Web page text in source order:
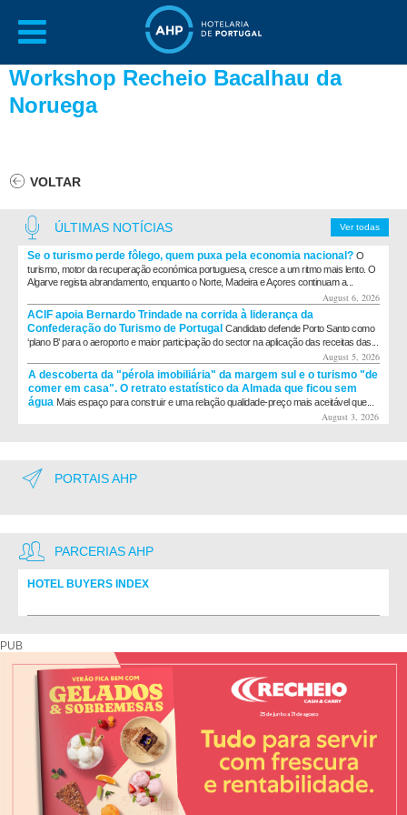
Workshop Recheio Bacalhau da
Noruega
VOLTAR
Ver todas
ÚLTIMAS NOTÍCIAS
Se o turismo perde fôlego, quem puxa pela economia nacional? O
turismo, motor da recuperação económica portuguesa, cresce a um ritmo mais lento. O
Algarve regista abrandamento, enquanto o Norte, Madeira e Açores continuam a...
August 6, 2026
ACIF apoia Bernardo Trindade na corrida à liderança da
Confederação do Turismo de Portugal Candidato defende Porto Santo como
‘plano B’ para o aeroporto e maior participação do sector na aplicação das receitas das...
August 5, 2026
A descoberta da "pérola imobiliária" da margem sul e o turismo "de
comer em casa". O retrato estatístico da Almada que ficou sem
água Mais espaço para construir e uma relação qualidade-preço mais aceitável que...
August 3, 2026
PORTAIS AHP
PARCERIAS AHP
HOTEL BUYERS INDEX
PUB